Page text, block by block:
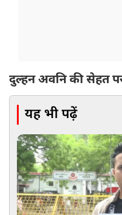
दुल्हन अवनि की सेहत
यह भी पढ़ें